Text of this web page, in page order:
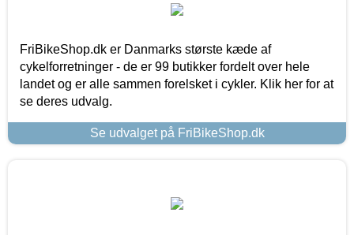
FriBikeShop.dk er Danmarks største kæde af
cykelforretninger - de er 99 butikker fordelt over hele
landet og er alle sammen forelsket i cykler. Klik her for at
se deres udvalg.
Se udvalget på FriBikeShop.dk